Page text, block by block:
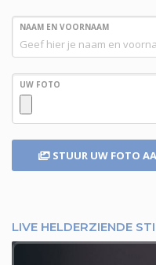
NAAM EN VOORNAAM
UW FOTO
STUUR UW FOTO
LIVE HELDERZIENDE